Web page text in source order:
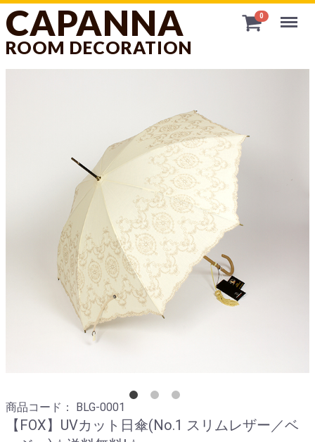
CAPANNA
ROOM DECORATION
0 Menu
商品コード： BLG-0001
【FOX】UVカット日傘(No.1 スリムレザー／ベ